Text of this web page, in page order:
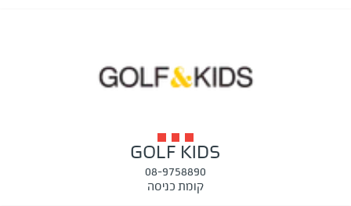
GOLF KIDS
08-9758890
קומת כניסה